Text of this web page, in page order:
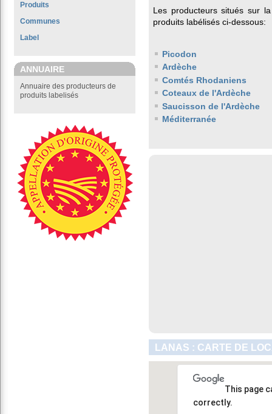
Produits
Communes
Label
ANNUAIRE
Annuaire des producteurs de
produits labelisés
Les producteurs situés sur
produits labélisés ci-dessous:
Picodon
Ardèche
Comtés Rhodaniens
Coteaux de l'Ardèche
Saucisson de l'Ardèche
Méditerranée
LANAS : CARTE DE
This page
correctly.